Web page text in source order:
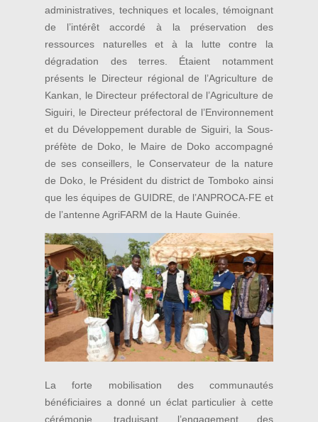
administratives, techniques et locales, témoignant
de l’intérêt accordé à la préservation des
ressources naturelles et à la lutte contre la
dégradation des terres. Étaient notamment
présents le Directeur régional de l’Agriculture de
Kankan, le Directeur préfectoral de l’Agriculture de
Siguiri, le Directeur préfectoral de l’Environnement
et du Développement durable de Siguiri, la Sous-
préfète de Doko, le Maire de Doko accompagné
de ses conseillers, le Conservateur de la nature
de Doko, le Président du district de Tomboko ainsi
que les équipes de GUIDRE, de l’ANPROCA-FE et
de l’antenne AgriFARM de la Haute Guinée.
La forte mobilisation des communautés
bénéficiaires a donné un éclat particulier à cette
cérémonie, traduisant l’engagement des